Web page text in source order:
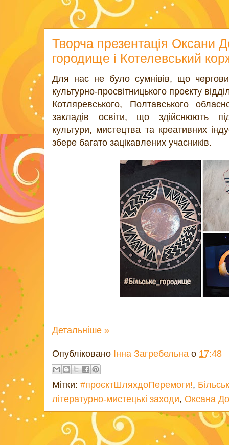
Творча презентація Оксани
городище і Котелевський
Для нас не було сумнівів, що
культурно-просвітницького проєкту
Котляревського, Полтавського
закладів освіти, що здійснюють
культури, мистецтва та креативних
збере багато зацікавлених учасників.
Детальніше »
Опубліковано Інна Загребельна о 17:48
Мітки: #проєктШляхдоПеремоги!, Більськ
літературно-мистецькі заходи, Оксана